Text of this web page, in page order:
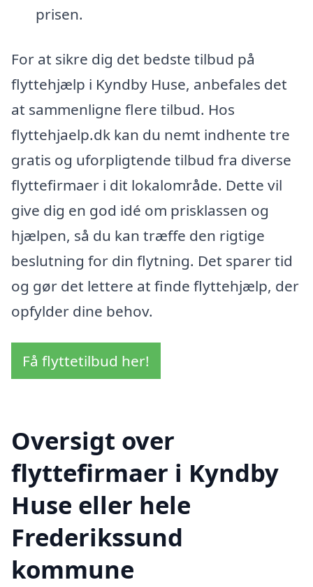
prisen.
For at sikre dig det bedste tilbud på
flyttehjælp i Kyndby Huse, anbefales det
at sammenligne flere tilbud. Hos
flyttehjaelp.dk kan du nemt indhente tre
gratis og uforpligtende tilbud fra diverse
flyttefirmaer i dit lokalområde. Dette vil
give dig en god idé om prisklassen og
hjælpen, så du kan træffe den rigtige
beslutning for din flytning. Det sparer tid
og gør det lettere at finde flyttehjælp, der
opfylder dine behov.
Få flyttetilbud her!
Oversigt over
flyttefirmaer i Kyndby
Huse eller hele
Frederikssund
kommune